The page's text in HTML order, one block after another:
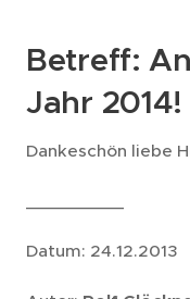
Betreff:
Jahr 2014!
Dankeschön liebe
Datum: 24.12.2013